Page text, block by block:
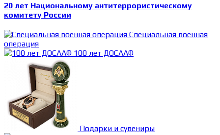
20 лет Национальному антитеррористическому
комитету России
Специальная военная
операция
100 лет ДОСААФ
Подарки и сувениры